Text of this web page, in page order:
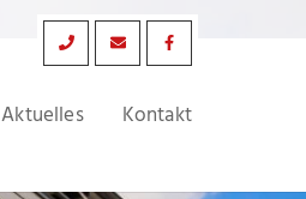
Aktuelles Kontakt